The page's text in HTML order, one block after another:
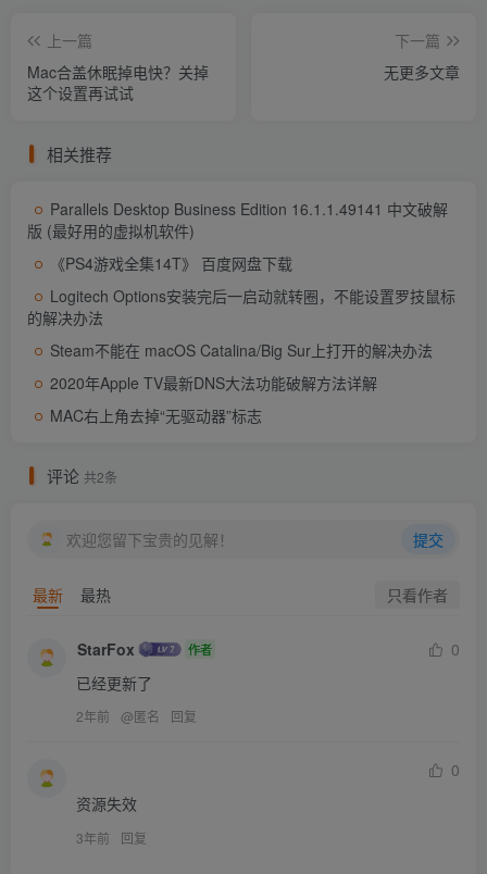
上一篇
Mac合盖休眠掉电快？关掉
这个设置再试试
下一篇
无更多文章
相关推荐
Parallels Desktop Business Edition 16.1.1.49141 中文破解
版 (最好用的虚拟机软件)
《PS4游戏全集14T》 百度网盘下载
Logitech Options安装完后一启动就转圈，不能设置罗技鼠标
的解决办法
Steam不能在 macOS Catalina/Big Sur上打开的解决办法
2020年Apple TV最新DNS大法功能破解方法详解
MAC右上角去掉“无驱动器”标志
评论 共2条
欢迎您留下宝贵的见解！ 提交
最新 最热 只看作者
StarFox 作者
0
已经更新了
2年前 @匿名 回复
0
资源失效
3年前 回复